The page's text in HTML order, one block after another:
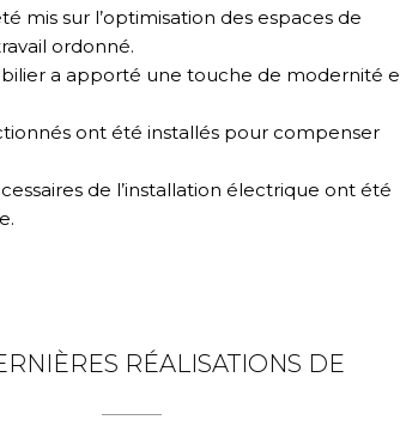
mis sur l’optimisation des espaces de
ordonné.
a apporté une touche de modernité
ont été installés pour compenser
de l’installation électrique ont été
RÉALISATIONS DE